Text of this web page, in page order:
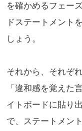
を確かめるフェー
ドステートメント
しょう。
それから、それぞ
「違和感を覚えた
イトボードに貼り
で、ステートメン